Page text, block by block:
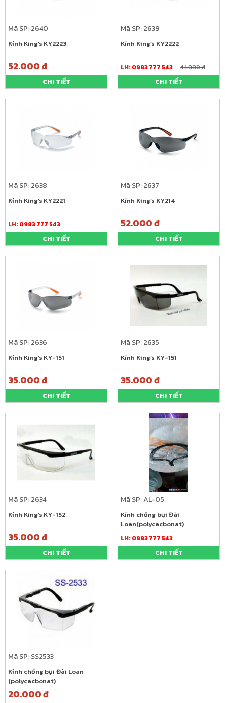
Mã SP: 2640
Kính King’s KY2223
52.000 đ
CHI TIẾT
Mã SP: 2639
Kính King’s KY2222
LH:0983 777 543 44.880 đ
CHI TIẾT
Mã SP: 2638
Kính King’s KY2221
LH:0983 777 543
CHI TIẾT
Mã SP: 2637
Kính King’s KY214
52.000 đ
CHI TIẾT
Mã SP: 2636
Kính King’s KY-151
35.000 đ
CHI TIẾT
Mã SP: 2635
Kính King’s KY-151
35.000 đ
CHI TIẾT
Mã SP: 2634
Kính King’s KY-152
35.000 đ
CHI TIẾT
Mã SP: AL-05
Kính chống bụi Đài
Loan(polycacbonat)
LH:0983 777 543
CHI TIẾT
Mã SP: SS2533
Kính chống bụi Đài Loan
(polycacbonat)
20.000 đ